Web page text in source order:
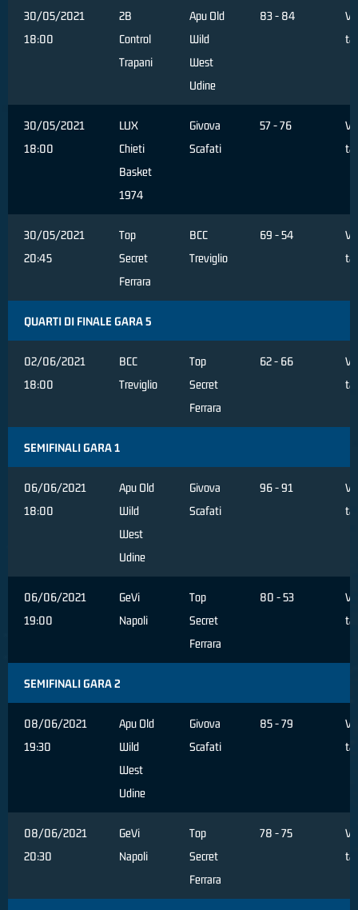
30/05/2021
18:00
2B
Control
Trapani
Apu Old
Wild
West
Udine
83 - 84
30/05/2021
18:00
LUX
Chieti
Basket
1974
Givova
Scafati
57 - 76
30/05/2021
20:45
Top
Secret
Ferrara
BCC
Treviglio
69 - 54
QUARTI DI FINALE GARA 5
02/06/2021
18:00
BCC
Treviglio
Top
Secret
Ferrara
62 - 66
SEMIFINALI GARA 1
06/06/2021
18:00
Apu Old
Wild
West
Udine
Givova
Scafati
96 - 91
06/06/2021
19:00
GeVi
Napoli
Top
Secret
Ferrara
80 - 53
SEMIFINALI GARA 2
08/06/2021
19:30
Apu Old
Wild
West
Udine
Givova
Scafati
85 - 79
08/06/2021
20:30
GeVi
Napoli
Top
Secret
Ferrara
78 - 75